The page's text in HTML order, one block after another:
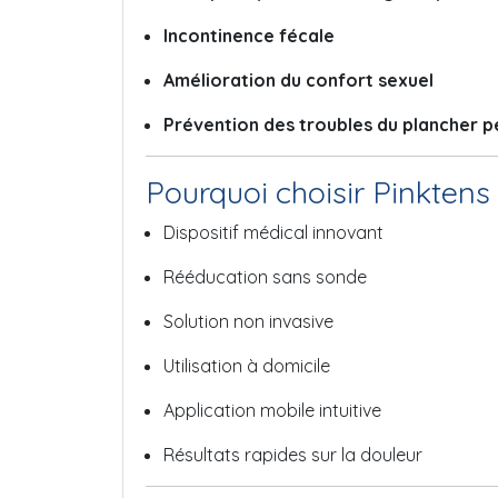
Incontinence fécale
Amélioration du confort sexuel
Prévention des troubles du plancher
Pourquoi choisir Pinktens
Dispositif médical innovant
Rééducation sans sonde
Solution non invasive
Utilisation à domicile
Application mobile intuitive
Résultats rapides sur la douleur